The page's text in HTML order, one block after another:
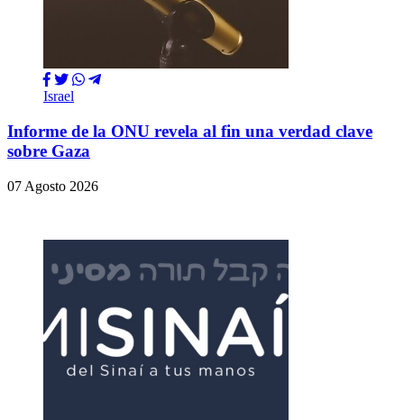
Israel
Informe de la ONU revela al fin una verdad clave
sobre Gaza
07 Agosto 2026